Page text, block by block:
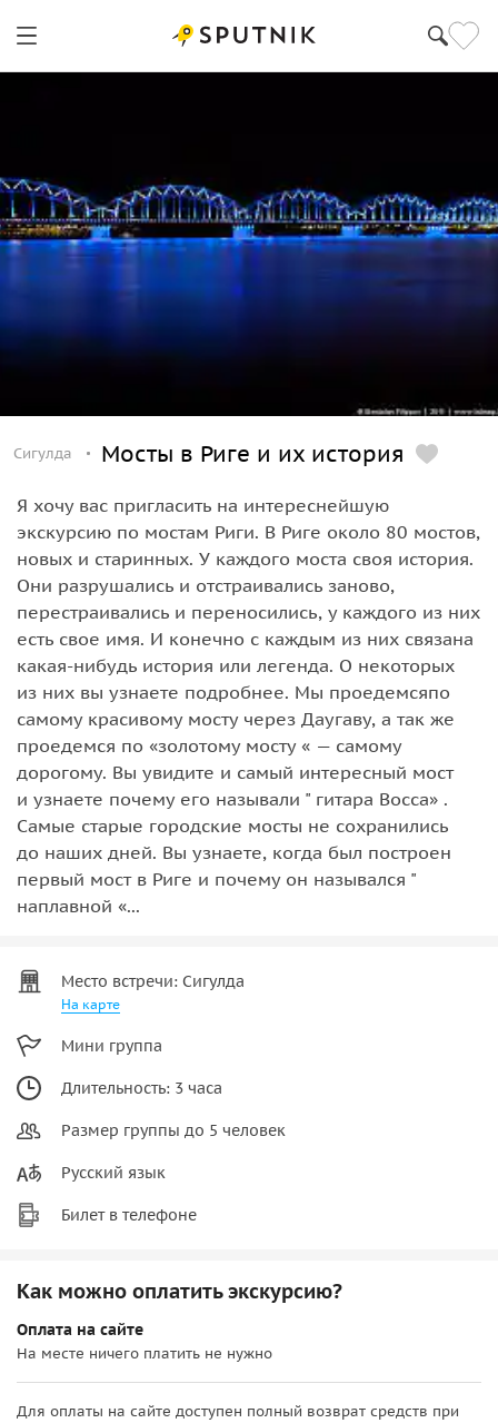
Сигулда Мосты в Риге и их история
Я хочу вас пригласить на интереснейшую
экскурсию по мостам Риги. В Риге около 80 мостов,
новых и старинных. У каждого моста своя история.
Они разрушались и отстраивались заново,
перестраивались и переносились, у каждого из них
есть свое имя. И конечно с каждым из них связана
какая-нибудь история или легенда. О некоторых
из них вы узнаете подробнее. Мы проедемсяпо
самому красивому мосту через Даугаву, а так же
проедемся по «золотому мосту « — самому
дорогому. Вы увидите и самый интересный мост
и узнаете почему его называли " гитара Восса» .
Самые старые городские мосты не сохранились
до наших дней. Вы узнаете, когда был построен
первый мост в Риге и почему он назывался "
наплавной «...
Место встречи: Сигулда
На карте
Мини группа
Длительность: 3 часа
Размер группы до 5 человек
Русский язык
Билет в телефоне
Как можно оплатить экскурсию?
Оплата на сайте
На месте ничего платить не нужно
Для оплаты на сайте доступен полный возврат средств при